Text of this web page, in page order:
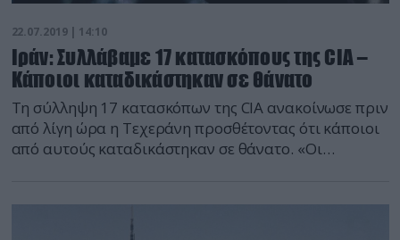
22.07.2019 | 14:10
Ιράν: Συλλάβαμε 17 κατασκόπους της CIA –
Κάποιοι καταδικάστηκαν σε θάνατο
Τη σύλληψη 17 κατασκόπων της CIA ανακοίνωσε πριν
από λίγη ώρα η Τεχεράνη προσθέτοντας ότι κάποιοι
από αυτούς καταδικάστηκαν σε θάνατο. «Οι
της υπηρεσίας αντικατασκοπείας του Ιράν. «Αυτοί